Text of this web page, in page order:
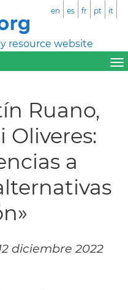
resource website
en es fr pt it
Ruano,
Oliveres:
a
diciembre 2022